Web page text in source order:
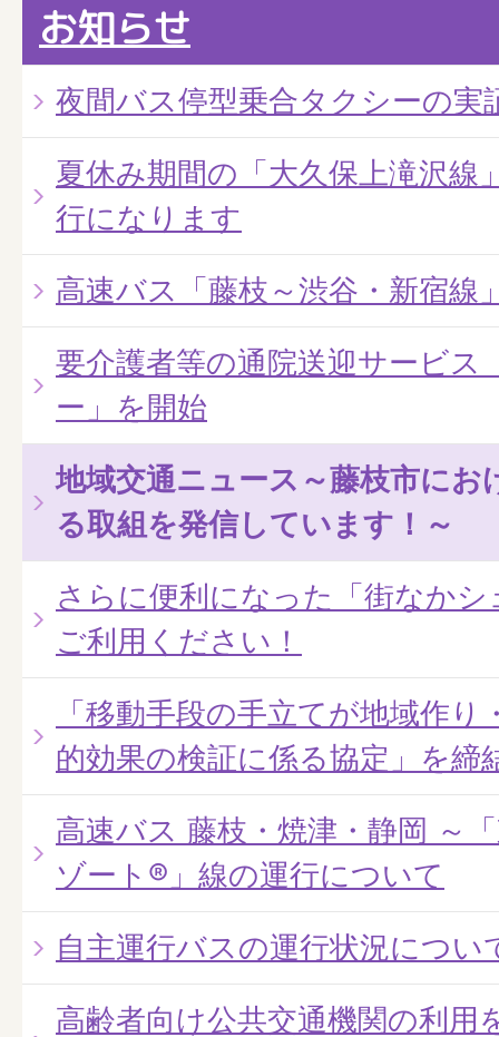
お知らせ
夜間バス停型乗合タクシーの実
夏休み期間の「大久保上滝沢線
行になります
高速バス「藤枝～渋谷・新宿線
要介護者等の通院送迎サービス
ー」を開始
地域交通ニュース～藤枝市にお
る取組を発信しています！～
さらに便利になった「街なか
ご利用ください！
「移動手段の手立てが地域作
的効果の検証に係る協定」を締
高速バス 藤枝・焼津・静岡 ～
ゾート®」線の運行について
自主運行バスの運行状況につい
高齢者向け公共交通機関の利用